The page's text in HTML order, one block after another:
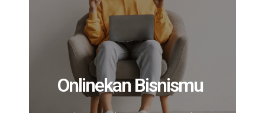
Onlinekan Bisnismu